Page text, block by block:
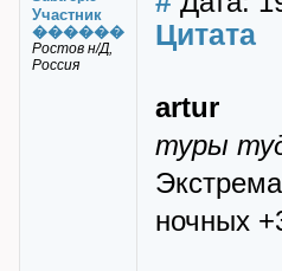
Участник
������
Ростов н/Д,
Россия
Цитата
artur
туры
ночных